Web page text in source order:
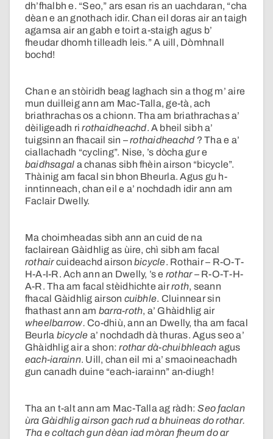
dh’fhalbh e. “Seo,” ars esan ris an uachdaran, “cha
dèan e an gnothach idir. Chan eil doras air an taigh
agamsa air an gabh e toirt a-staigh agus b’
fheudar dhomh tilleadh leis.” A uill, Dòmhnall
bochd!
Chan e an stòiridh beag laghach sin a thog m’ aire
mun duilleig ann am Mac-Talla, ge-tà, ach
briathrachas os a chionn. Tha am briathrachas a’
dèiligeadh rirothaidheachd. A bheil sibh a’
tuigsinn an fhacail sin –rothaidheachd ? Tha e a’
ciallachadh “cycling”. Nise, ’s dòcha gur e
baidhsagal a chanas sibh fhèin airson “bicycle”.
Thàinig am facal sin bhon Bheurla. Agus gu h-
inntinneach, chan eil e a’ nochdadh idir ann am
Faclair Dwelly.
Ma choimheadas sibh ann an cuid de na
faclairean Gàidhlig as ùire, chì sibh am facal
rothaircuideachd airsonbicycle. Rothair – R-O-T-
H-A-I-R. Ach ann an Dwelly, ’s e rothar– R-O-T-H-
A-R. Tha am facal stèidhichte airroth, seann
fhacal Gàidhlig airson cuibhle. Cluinnear sin
fhathast ann am barra-roth, a’ Ghàidhlig air
wheelbarrow.Co-dhiù, ann an Dwelly, tha am facal
Beurla bicycle a’ nochdadh dàthuras. Agus seo a’
Ghàidhlig air a shon:rothar dà-chuibhleach agus
each-iarainn. Uill, chan eil mi a’ smaoineachadh
gun canadh duine “each-iarainn” an-diugh!
Tha an t-alt ann am Mac-Talla ag ràdh:Seo faclan
ùra Gàidhlig airson gach rud a bhuineas do rothar.
Tha e coltach gun dèan iad mòran fheum do ar